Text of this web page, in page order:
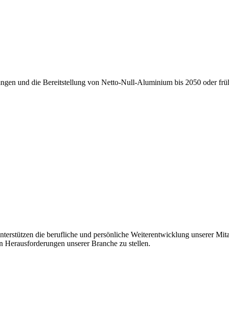
und die Bereitstellung von Netto-Null-Aluminium bis 2050 oder
die berufliche und persönliche Weiterentwicklung unserer
unserer Branche zu stellen.